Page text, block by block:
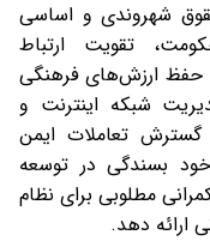
شهروندی و اساسی
تقویت ارتباط
حفظ ارزش‌های فرهنگی
شبکه اینترنت و
تعاملات ایمن
بسندگی در توسعه
مطلوبی برای نظام
ارائه دهد.